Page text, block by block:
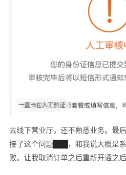
一直卡在人工验证
去线下营业厅，还不熟悉业务。最
接了这个问题投诉
，和我说大概是
败。让我取消订单之后重新开通之后